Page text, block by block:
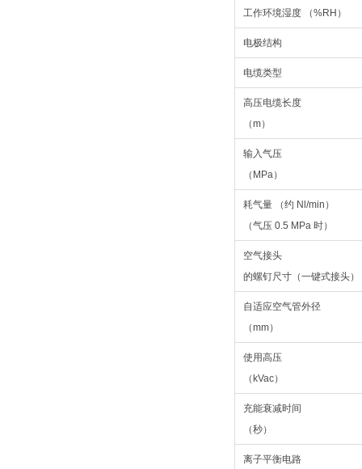
工作环境湿度 （%RH）
电极结构
电缆类型
高压电缆长度
（m）
输入气压
（MPa）
耗气量 （约 Nl/min）
（气压 0.5 MPa 时）
空气接头
的螺钉尺寸（一键式接头）
自适应空气管外径
（mm）
使用高压
（kVac）
充能衰减时间
（秒）
离子平衡电路